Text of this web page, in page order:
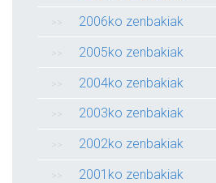
2006ko zenbakiak
2005ko zenbakiak
2004ko zenbakiak
2003ko zenbakiak
2002ko zenbakiak
2001ko zenbakiak